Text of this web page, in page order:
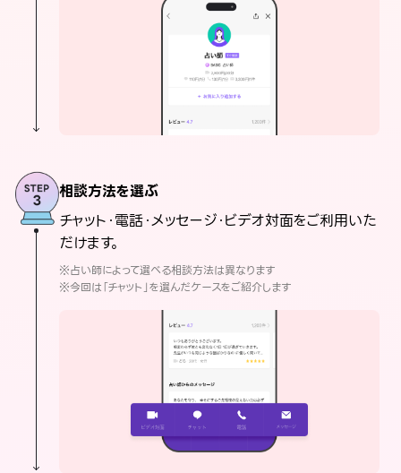
相談方法を選ぶ
チャット・電話・メッセージ・ビデオ対面をご利用いた
だけます。
※占い師によって選べる相談方法は異なります
※今回は「チャット」を選んだケースをご紹介します